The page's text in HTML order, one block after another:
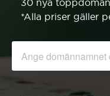
30 nya
*Alla priser gäller